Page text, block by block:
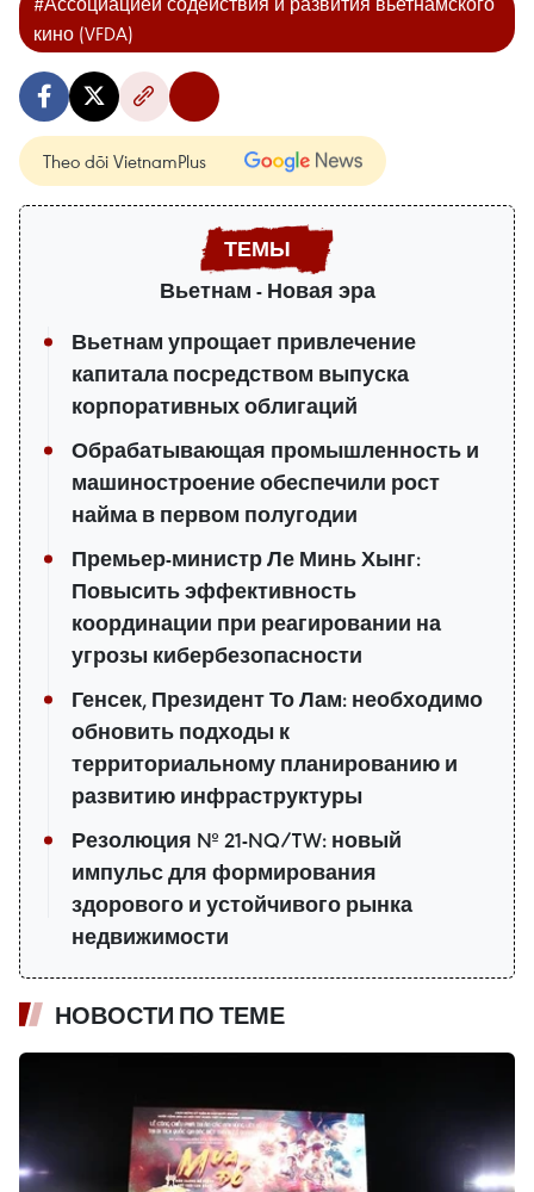
кино (VFDA)
Theo dõi VietnamPlus
Вьетнам - Новая эра
Вьетнам упрощает привлечение
капитала посредством выпуска
корпоративных облигаций
Обрабатывающая промышленность и
машиностроение обеспечили рост
найма в первом полугодии
Премьер-министр Ле Минь Хынг:
Повысить эффективность
координации при реагировании на
угрозы кибербезопасности
Генсек, Президент То Лам: необходимо
обновить подходы к
территориальному планированию и
развитию инфраструктуры
Резолюция № 21-NQ/TW: новый
импульс для формирования
здорового и устойчивого рынка
недвижимости
НОВОСТИ ПО ТЕМЕ